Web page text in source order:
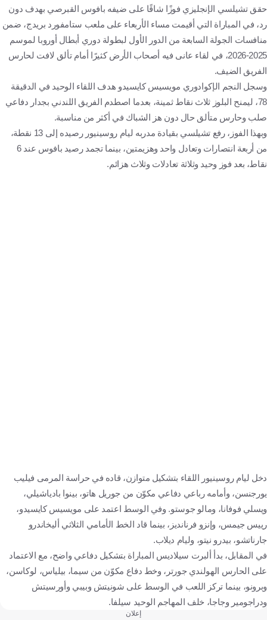
قبرص
الإكوادور كرة قدم
حقق تشيلسي الإنجليزي فوزًا شاقًا على ضيفه بافوس القبرصي بهدف دون
رد، في المباراة التي أقيمت مساء الأربعاء على ملعب ستامفورد بريدج، ضمن
منافسات الجولة السابعة من الدور الأول لبطولة دوري أبطال أوروبا لموسم
2025-2026، في لقاء عانى فيه أصحاب الأرض كثيرًا أمام تألق لافت لحارس
الفريق الضيف.
وسجل النجم الإكوادوري مويسيس كايسيدو هدف اللقاء الوحيد في الدقيقة
78، ليمنح البلوز ثلاث نقاط ثمينة، بعدما اصطدم الفريق اللندني بجدار دفاعي
صلب وحارس متألق حال دون هز الشباك في أكثر من مناسبة.
وبهذا الفوز، رفع تشيلسي بقيادة مدربه ليام روسينيور رصيده إلى 13 نقطة،
من أربعة انتصارات وتعادل واحد وهزيمتين، بينما تجمد رصيد بافوس عند 6
نقاط، بعد فوز وحيد وثلاثة تعادلات وثلاث هزائم.
دخل ليام روسينيور اللقاء بتشكيل متوازن، قاده في حراسة المرمى فيليب
يورجنسن، وأمامه رباعي دفاعي مكوّن من جوريل هاتو، بينوا بادياشيلي،
ويسلي فوفانا، ومالو جوستو. وفي الوسط اعتمد على مويسيس كايسيدو،
رييس جيمس، وإنزو فرنانديز، بينما قاد الخط الأمامي الثلاثي أليخاندرو
جارناتشو، بيدرو نيتو، وليام ديلاب.
في المقابل، بدأ ألبرت سيلاديس المباراة بتشكيل دفاعي واضح، مع الاعتماد
على الحارس الهولندي جورتر، وخط دفاع مكوّن من سيما، بيلياس، لوكاسن،
وبرونو، بينما تركز اللعب في الوسط على شونيتش وبيبي وأورسيتش
ودراجومير وجاجا، خلف المهاجم الوحيد سيلفا.
إعلان